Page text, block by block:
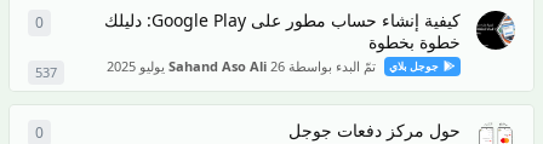
كيفية إنشاء حساب مطور على Google Play: دليلك
خطوة بخطوة
جوجل بلاي تمّ البدء بواسطة Sahand Aso Ali 26 يوليو 2025 537
0
حول مركز دفعات جوجل 0